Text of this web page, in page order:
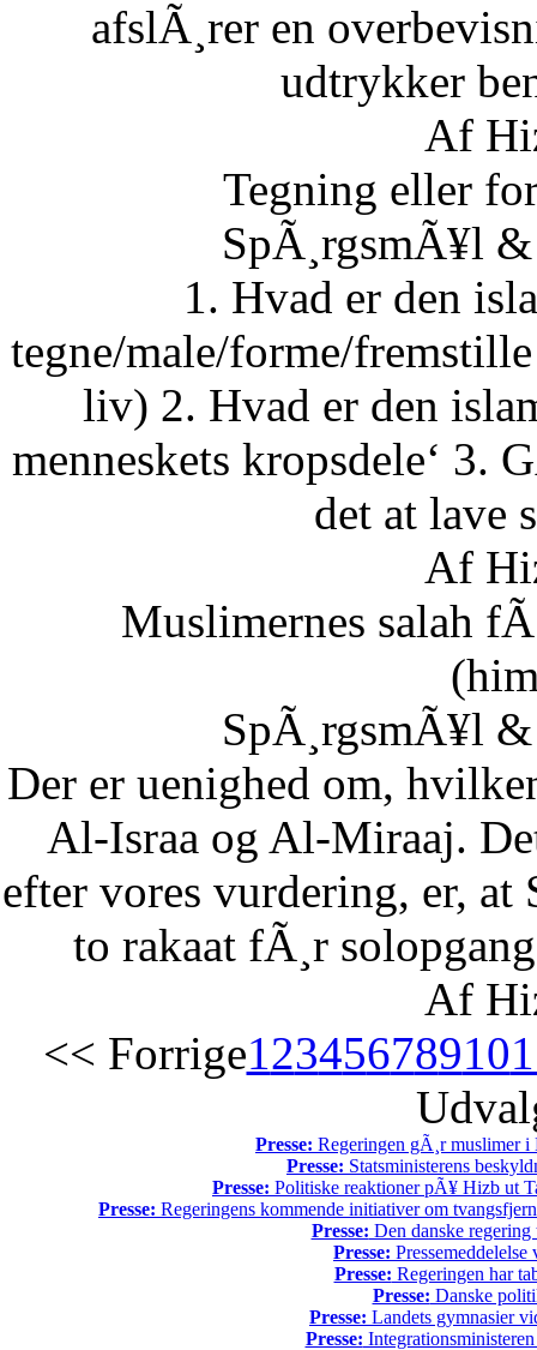
afslÃ¸rer en
udtrykker
Af
Tegning eller
SpÃ¸rgsmÃ¥l
1. Hvad er den
tegne/male/forme/
liv) 2. Hvad er den
menneskets kropsdele‘ 3.
det at lave
Af
Muslimernes salah
SpÃ¸rgsmÃ¥l
Der er uenighed om,
Al-Israa og Al-Miraaj.
efter vores vurdering, er, at
to rakaat fÃ¸r
Af
<< Forrige12345678910
Presse: Regeringen gÃ¸r muslimer
Presse: Statsministerens
Presse: Politiske reaktioner pÃ¥ Hizb ut
Presse: Regeringens kommende initiativer om
Presse: Den danske
Presse:
Presse: Regeringen har
Presse: Danske
Presse: Landets gymnasier
Presse: